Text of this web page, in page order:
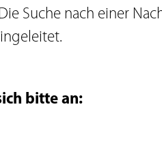
Suche nach einer
bitte an: